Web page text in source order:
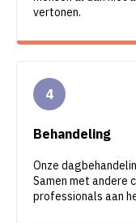
vertonen.
Behandeling
Onze
Samen met andere
professionals aan